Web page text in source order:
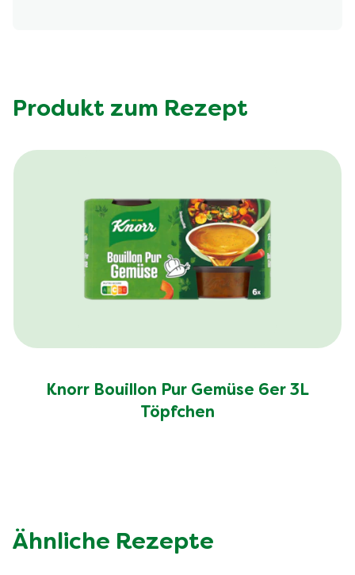
Produkt zum Rezept
Knorr Bouillon Pur Gemüse 6er 3L
Töpfchen
Ähnliche Rezepte